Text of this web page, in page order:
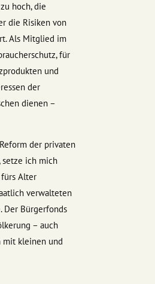
hoch, die
die Risiken von
Als Mitglied im
für
und
der
dienen –
der privaten
setze ich mich
Alter
verwalteten
Der Bürgerfonds
– auch
mit kleinen und